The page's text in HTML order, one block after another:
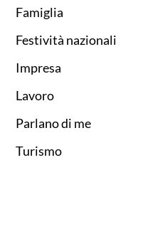
Famiglia
Festività nazionali
Impresa
Lavoro
Parlano di me
Turismo